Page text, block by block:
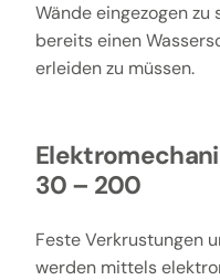
Wände eingezogen
bereits einen
erleiden zu müssen.
30 – 200
Feste Verkrustungen
werden mittels